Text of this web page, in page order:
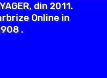
din 2011.
Online in
.